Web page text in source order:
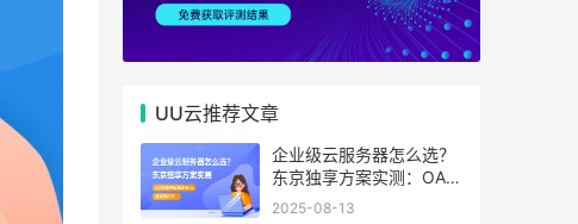
UU云推荐文章
企业级云服务器怎么选？
东京独享方案实测：OA系
统响应提速40%，成本降
2025-08-13